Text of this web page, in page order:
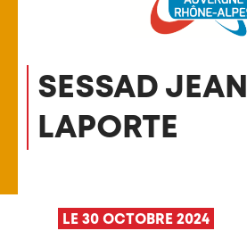
SESSAD JEAN
LAPORTE
LE 30 OCTOBRE 2024